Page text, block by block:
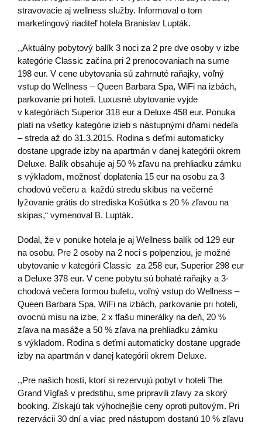
stravovacie aj wellness služby. Informoval o tom
marketingový riaditeľ hotela Branislav Lupták.
,,Aktuálny pobytový balík 3 noci za 2 pre dve osoby v izbe
kategórie Classic začína pri 2 prenocovaniach na sume
198 eur. V cene ubytovania sú zahrnuté raňajky, voľný
vstup do Wellness – Queen Barbara Spa, WiFi na izbách,
parkovanie pri hoteli. Luxusné ubytovanie vyjde
v kategóriách Superior 318 eur a Deluxe 458 eur. Ponuka
platí na všetky kategórie izieb s nástupnými dňami nedeľa
– streda až do 31.3.2015. Rodina s deťmi automaticky
dostane upgrade izby na apartmán v danej kategórii okrem
Deluxe. Balík obsahuje aj 50 % zľavu na prehliadku zámku
s výkladom, možnosť doplatenia 15 eur na osobu za 3
chodovú večeru a každú stredu skibus na večerné
lyžovanie grátis do strediska Košútka s 20 % zľavou na
skipas,“ vymenoval B. Lupták.
Dodal, že v ponuke hotela je aj Wellness balík od 129 eur
na osobu. Pre 2 osoby na 2 noci s polpenziou, je možné
ubytovanie v kategórii Classic za 258 eur, Superior 298 eur
a Deluxe 378 eur. V cene pobytu sú bohaté raňajky a 3-
chodová večera formou bufetu, voľný vstup do Wellness –
Queen Barbara Spa, WiFi na izbách, parkovanie pri hoteli,
ovocnú misu na izbe, 2 x fľašu minerálky na deň, 20 %
zľava na masáže a 50 % zľava na prehliadku zámku
s výkladom. Rodina s deťmi automaticky dostane upgrade
izby na apartmán v danej kategórii okrem Deluxe.
,,Pre našich hostí, ktorí si rezervujú pobyt v hoteli The
Grand Vígľaš v predstihu, sme pripravili zľavy za skorý
booking. Získajú tak výhodnejšie ceny oproti pultovým. Pri
rezervácii 30 dní a viac pred nástupom dostanú 10 % zľavu